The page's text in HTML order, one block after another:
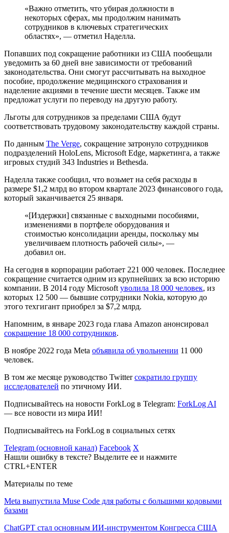
«Важно отметить, что убирая должности в
некоторых сферах, мы продолжим нанимать
сотрудников в ключевых стратегических
областях», — отметил Наделла.
Попавших под сокращение работники из США пообещали
уведомить за 60 дней вне зависимости от требований
законодательства. Они смогут рассчитывать на выходное
пособие, продолжение медицинского страхования и
наделение акциями в течение шести месяцев. Также им
предложат услуги по переводу на другую работу.
Льготы для сотрудников за пределами США будут
соответствовать трудовому законодательству каждой страны.
По данным The Verge, сокращение затронуло сотрудников
подразделений HoloLens, Microsoft Edge, маркетинга, а также
игровых студий 343 Industries и Bethesda.
Наделла также сообщил, что возьмет на себя расходы в
размере $1,2 млрд во втором квартале 2023 финансового года,
который заканчивается 25 января.
«[Издержки] связанные с выходными пособиями,
изменениями в портфеле оборудования и
стоимостью консолидации аренды, поскольку мы
увеличиваем плотность рабочей силы», —
добавил он.
На сегодня в корпорации работает 221 000 человек. Последнее
сокращение считается одним из крупнейших за всю историю
компании. В 2014 году Microsoft уволила 18 000 человек, из
которых 12 500 — бывшие сотрудники Nokia, которую до
этого техгигант приобрел за $7,2 млрд.
Напомним, в январе 2023 года глава Amazon анонсировал
сокращение 18 000 сотрудников.
В ноябре 2022 года Meta объявила об увольнении 11 000
человек.
В том же месяце руководство Twitterсократило группу
исследователей по этичному ИИ.
Подписывайтесь на новости ForkLog в Telegram: ForkLog AI
— все новости из мира ИИ!
Подписывайтесь на ForkLog в социальных сетях
Telegram (основной канал) Facebook X
Нашли ошибку в тексте? Выделите ее и нажмите
CTRL+ENTER
Материалы по теме
Meta выпустила Muse Code для работы с большими кодовыми
базами
ChatGPT стал основным ИИ-инструментом Конгресса США